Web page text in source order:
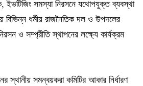
ইভটিজিং সমস্যা নিরসনে যথোপযুক্ত ব্যবস্থা
বিভিন্ন ধর্মীয় রাজনৈতিক দল ও উপদলের
ও সম্প্রীতি স্থাপনের লক্ষ্যে কার্যক্রম
স্থানীয় সমন্বয়করা কমিটির আকার নির্ধারণ